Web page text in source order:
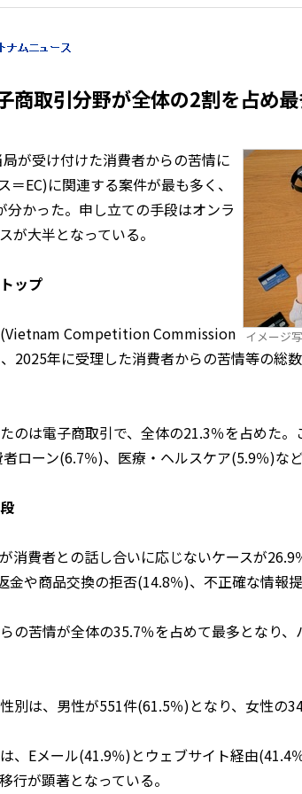
商取引分野が全体の2割を占め
イメージ
が受け付けた消費者からの苦情に
EC)に関連する案件が最も多く、
かった。申し立ての手段はオンラ
が大半となっている。
ップ
Competition Commission
2025年に受理した消費者からの苦情等の総
のは電子商取引で、全体の21.3％を占めた
ローン(6.7％)、医療・ヘルスケア(5.9％)な
消費者との話し合いに応じないケースが
や商品交換の拒否(14.8％)、不正確な情報
の苦情が全体の35.7％を占めて最多となり
別は、男性が551件(61.5％)となり、女性の
、Eメール(41.9％)とウェブサイト経由(41.4
行が顕著となっている。